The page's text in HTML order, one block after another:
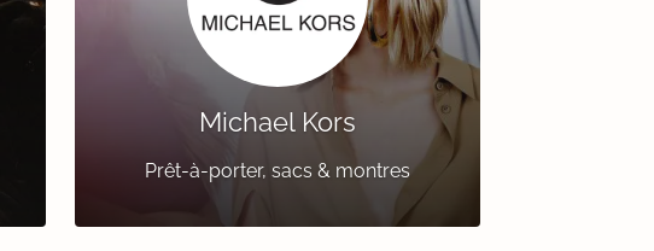
Michael Kors
Prêt-à-porter, sacs & montres